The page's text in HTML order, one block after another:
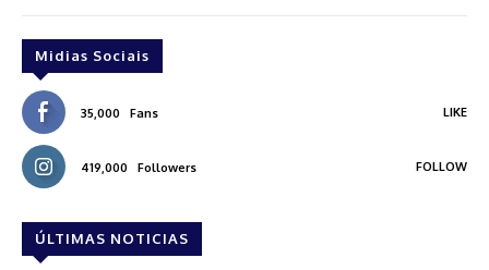
Midias Sociais
35,000 Fans LIKE
419,000 Followers FOLLOW
ÚLTIMAS NOTICIAS